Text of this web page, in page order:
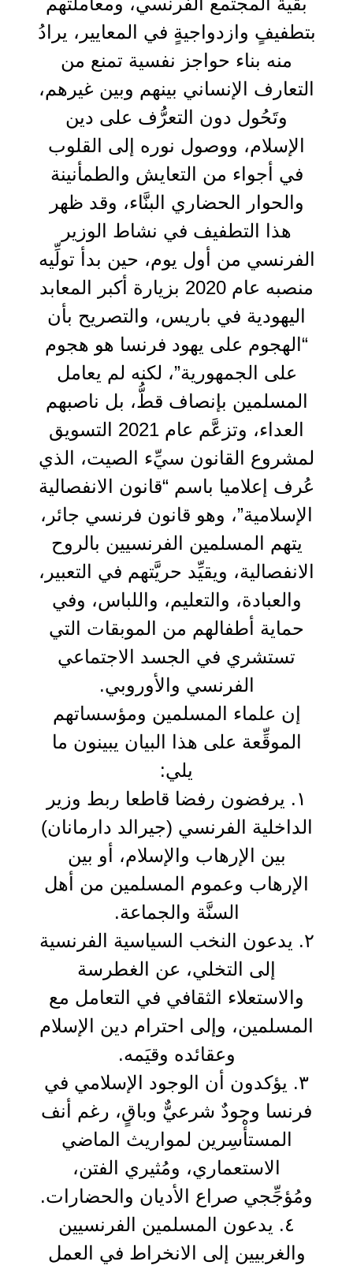
بتطفيفٍ وازدواجيةٍ في المعايير، يرادُ
منه بناء حواجز نفسية تمنع من
التعارف الإنساني بينهم وبين غيرهم،
وتَحُول دون التعرُّف على دين
الإسلام، ووصول نوره إلى القلوب
في أجواء من التعايش والطمأنينة
والحوار الحضاري البنَّاء، وقد ظهر
هذا التطفيف في نشاط الوزير
الفرنسي من أول يوم، حين بدأ تولِّيه
منصبه عام 2020 بزيارة أكبر المعابد
اليهودية في باريس، والتصريح بأن
“الهجوم على يهود فرنسا هو هجوم
على الجمهورية”، لكنه لم يعامل
المسلمين بإنصاف قطُّ، بل ناصبهم
العداء، وتزعَّم عام 2021 التسويق
لمشروع القانون سيِّء الصيت، الذي
عُرف إعلاميا باسم “قانون الانفصالية
الإسلامية”، وهو قانون فرنسي جائر،
يتهم المسلمين الفرنسيين بالروح
الانفصالية، ويقيِّد حريَّتهم في التعبير،
والعبادة، والتعليم، واللباس، وفي
حماية أطفالهم من الموبقات التي
تستشري في الجسد الاجتماعي
الفرنسي والأوروبي.
إن علماء المسلمين ومؤسساتهم
الموقِّعة على هذا البيان يبينون ما
يلي:
١. يرفضون رفضا قاطعا ربط وزير
الداخلية الفرنسي (جيرالد دارمانان)
بين الإرهاب والإسلام، أو بين
الإرهاب وعموم المسلمين من أهل
السنَّة والجماعة.
٢. يدعون النخب السياسية الفرنسية
إلى التخلي، عن الغطرسة
والاستعلاء الثقافي في التعامل مع
المسلمين، وإلى احترام دين الإسلام
وعقائده وقيَمه.
٣. يؤكدون أن الوجود الإسلامي في
فرنسا وجودٌ شرعيٌّ وباقٍ، رغم أنف
المستأْسِرين لمواريث الماضي
الاستعماري، ومُثيري الفتن،
ومُؤجِّجي صراع الأديان والحضارات.
٤. يدعون المسلمين الفرنسيين
والغربيين إلى الانخراط في العمل